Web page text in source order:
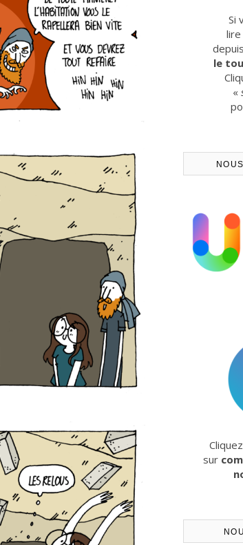
Si
lire
le
«
Cliquez
sur